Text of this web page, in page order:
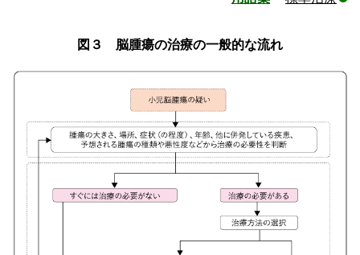
図３ 脳腫瘍の治療の一般的な流れ